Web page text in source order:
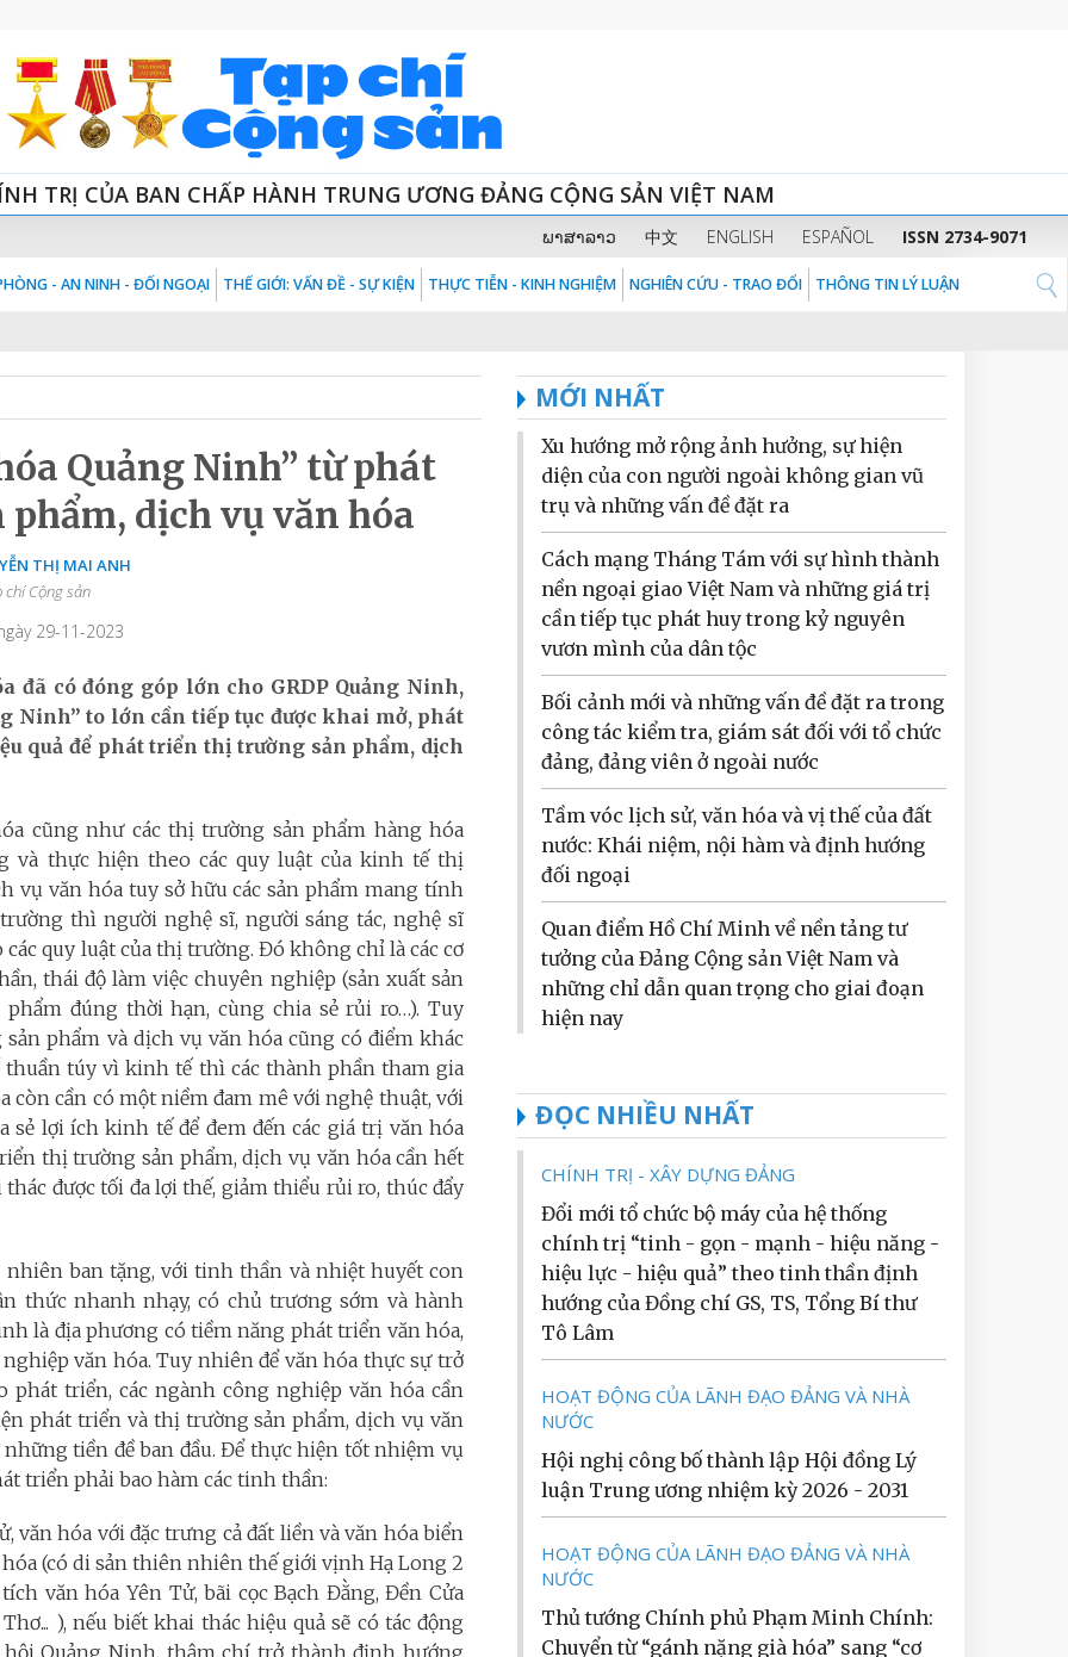
TRỊ CỦA BAN CHẤP HÀNH TRUNG ƯƠNG ĐẢNG CỘNG SẢN VIỆT NAM
ພາສາລາວ 中文 ENGLISH ESPAÑOL ISSN 2734-9071
- AN NINH - ĐỐI NGOẠI THẾ GIỚI: VẤN ĐỀ - SỰ KIỆN THỰC TIỄN - KINH NGHIỆM NGHIÊN CỨU - TRAO ĐỔI THÔNG TIN LÝ LUẬN
Quảng Ninh” từ phát
dịch vụ văn hóa
THỊ MAI ANH
chí Cộng sản
29-11-2023
đã có đóng góp lớn cho GRDP Quảng Ninh,
Ninh” to lớn cần tiếp tục được khai mở, phát
quả để phát triển thị trường sản phẩm, dịch
cũng như các thị trường sản phẩm hàng hóa
và thực hiện theo các quy luật của kinh tế thị
vụ văn hóa tuy sở hữu các sản phẩm mang tính
thì người nghệ sĩ, người sáng tác, nghệ sĩ
quy luật của thị trường. Đó không chỉ là các cơ
thái độ làm việc chuyên nghiệp (sản xuất sản
đúng thời hạn, cùng chia sẻ rủi ro…). Tuy
phẩm và dịch vụ văn hóa cũng có điểm khác
túy vì kinh tế thì các thành phần tham gia
còn cần có một niềm đam mê với nghệ thuật, với
sẻ lợi ích kinh tế để đem đến các giá trị văn hóa
thị trường sản phẩm, dịch vụ văn hóa cần hết
được tối đa lợi thế, giảm thiểu rủi ro, thúc đẩy
ban tặng, với tinh thần và nhiệt huyết con
thức nhanh nhạy, có chủ trương sớm và hành
là địa phương có tiềm năng phát triển văn hóa,
văn hóa. Tuy nhiên để văn hóa thực sự trở
triển, các ngành công nghiệp văn hóa cần
phát triển và thị trường sản phẩm, dịch vụ văn
tiền đề ban đầu. Để thực hiện tốt nhiệm vụ
triển phải bao hàm các tinh thần:
văn hóa với đặc trưng cả đất liền và văn hóa biển
(có di sản thiên nhiên thế giới vịnh Hạ Long 2
văn hóa Yên Tử, bãi cọc Bạch Đằng, Đền Cửa
), nếu biết khai thác hiệu quả sẽ có tác động
Quảng Ninh, thậm chí trở thành định hướng
MỚI NHẤT
Xu hướng mở rộng ảnh hưởng, sự hiện
diện của con người ngoài không gian vũ
trụ và những vấn đề đặt ra
Cách mạng Tháng Tám với sự hình thành
nền ngoại giao Việt Nam và những giá trị
cần tiếp tục phát huy trong kỷ nguyên
vươn mình của dân tộc
Bối cảnh mới và những vấn đề đặt ra trong
công tác kiểm tra, giám sát đối với tổ chức
đảng, đảng viên ở ngoài nước
Tầm vóc lịch sử, văn hóa và vị thế của đất
nước: Khái niệm, nội hàm và định hướng
đối ngoại
Quan điểm Hồ Chí Minh về nền tảng tư
tưởng của Đảng Cộng sản Việt Nam và
những chỉ dẫn quan trọng cho giai đoạn
hiện nay
ĐỌC NHIỀU NHẤT
CHÍNH TRỊ - XÂY DỰNG ĐẢNG
Đổi mới tổ chức bộ máy của hệ thống
chính trị “tinh - gọn - mạnh - hiệu năng -
hiệu lực - hiệu quả” theo tinh thần định
hướng của Đồng chí GS, TS, Tổng Bí thư
Tô Lâm
HOẠT ĐỘNG CỦA LÃNH ĐẠO ĐẢNG VÀ NHÀ
NƯỚC
Hội nghị công bố thành lập Hội đồng Lý
luận Trung ương nhiệm kỳ 2026 - 2031
HOẠT ĐỘNG CỦA LÃNH ĐẠO ĐẢNG VÀ NHÀ
NƯỚC
Thủ tướng Chính phủ Phạm Minh Chính:
Chuyển từ “gánh nặng già hóa” sang “cơ